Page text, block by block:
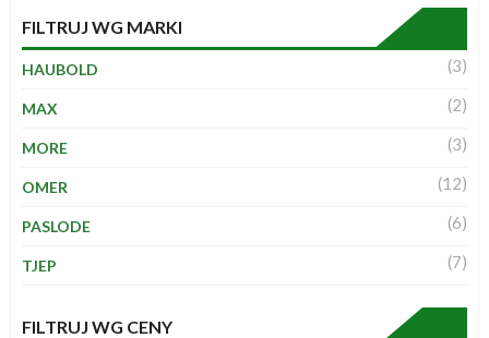
FILTRUJ WG MARKI
HAUBOLD (3)
MAX (2)
MORE (3)
OMER (12)
PASLODE (6)
TJEP (7)
FILTRUJ WG CENY